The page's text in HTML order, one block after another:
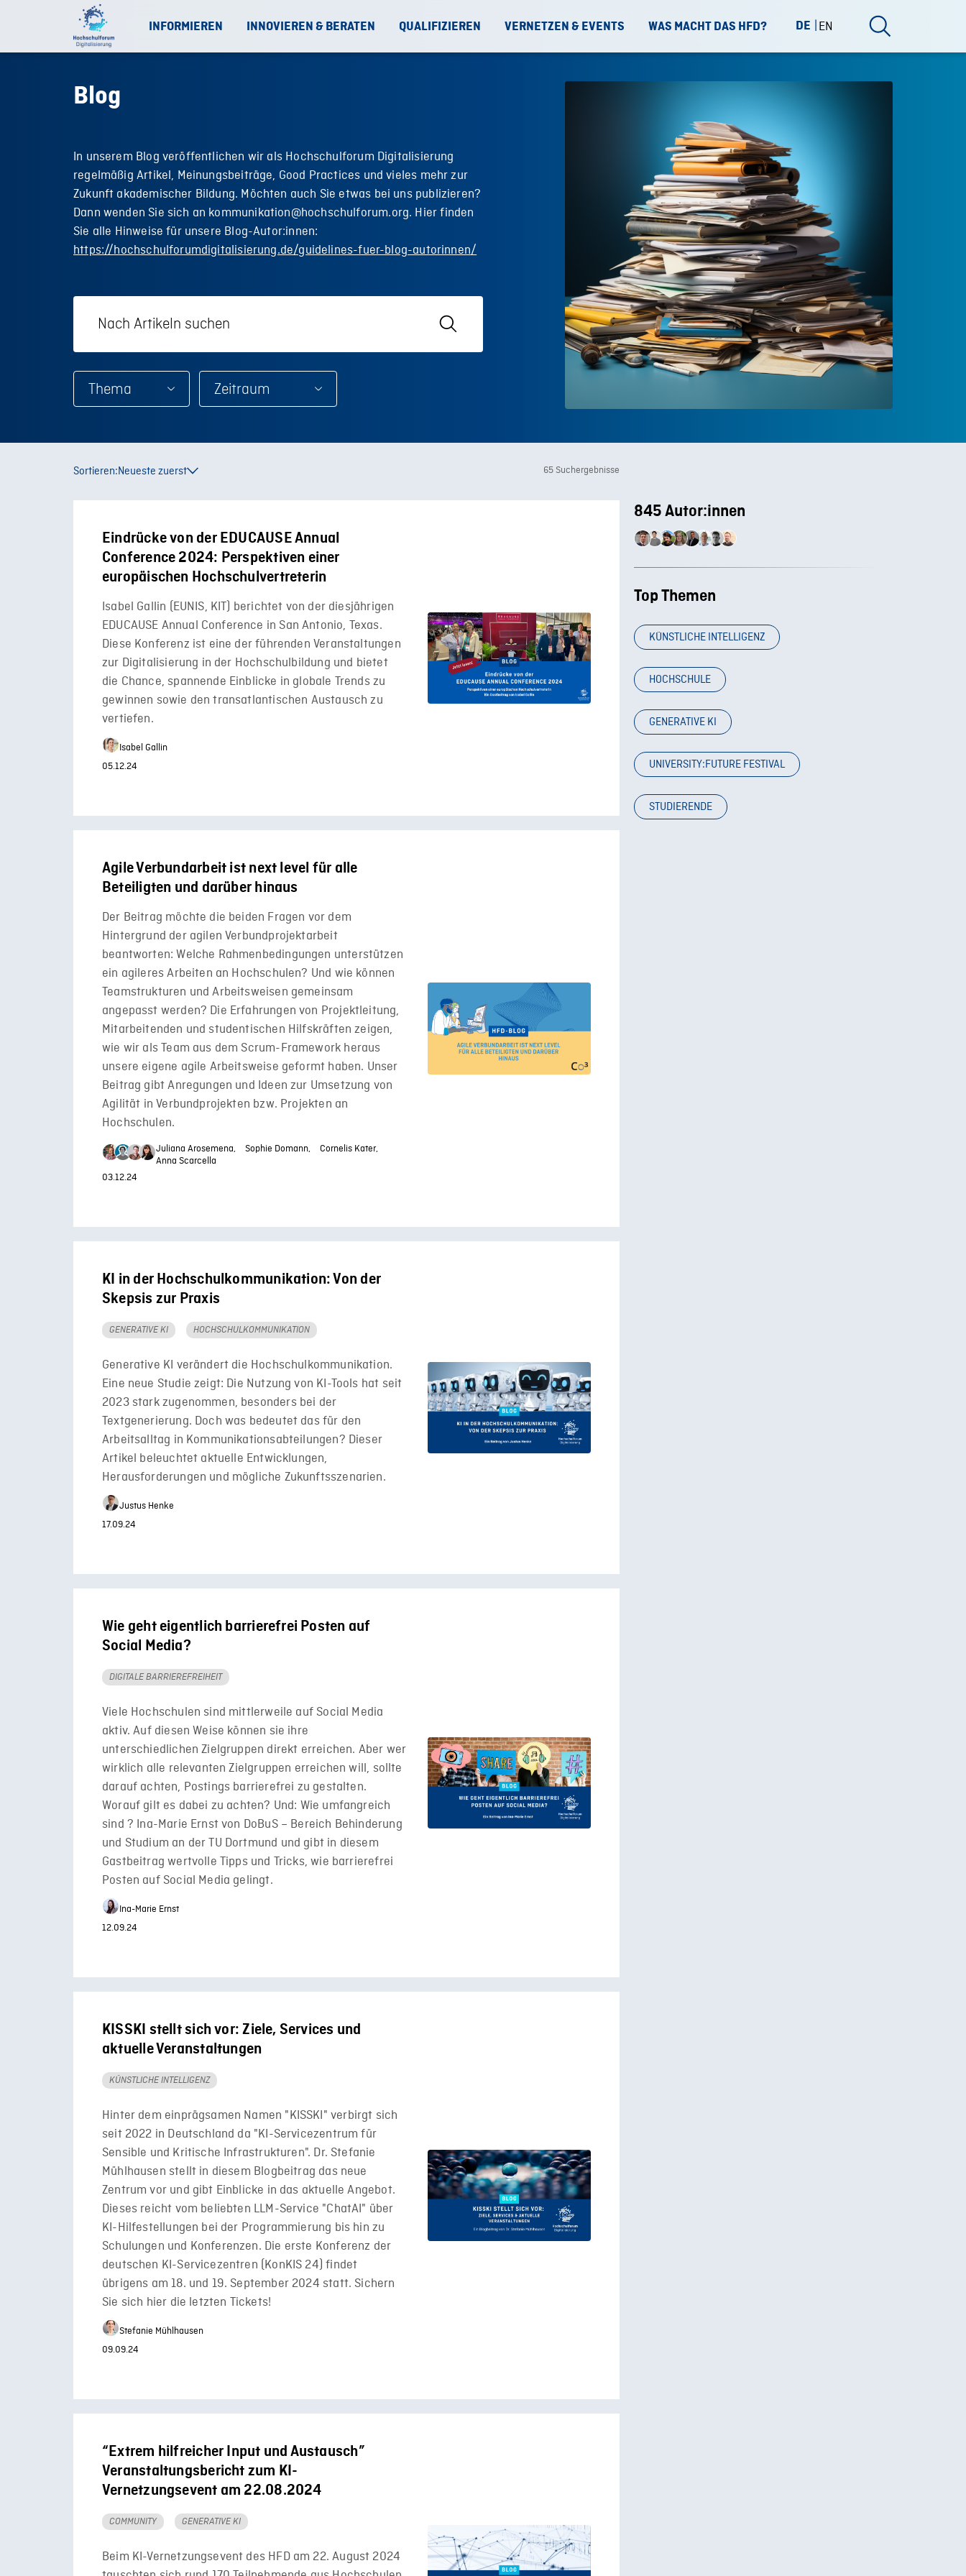
INFORMIEREN INNOVIEREN & BERATEN QUALIFIZIEREN VERNETZEN & EVENTS WAS MACHT DAS HFD? DE EN
Blog
In unserem Blog veröffentlichen wir als Hochschulforum Digitalisierung
regelmäßig Artikel, Meinungsbeiträge, Good Practices und vieles mehr zur
Zukunft akademischer Bildung. Möchten auch Sie etwas bei uns publizieren?
Dann wenden Sie sich an kommunikation@hochschulforum.org. Hier finden
Sie alle Hinweise für unsere Blog-Autor:innen:
https://hochschulforumdigitalisierung.de/guidelines-fuer-blog-autorinnen/
Thema
Sortieren:Neueste zuerst 65 Suchergebnisse
Eindrücke von der EDUCAUSE Annual
Conference 2024: Perspektiven einer
europäischen Hochschulvertreterin
Isabel Gallin (EUNIS, KIT) berichtet von der diesjährigen
EDUCAUSE Annual Conference in San Antonio, Texas.
Diese Konferenz ist eine der führenden Veranstaltungen
zur Digitalisierung in der Hochschulbildung und bietet
die Chance, spannende Einblicke in globale Trends zu
gewinnen sowie den transatlantischen Austausch zu
vertiefen.
Isabel Gallin
05.12.24
Agile Verbundarbeit ist next level für alle
Beteiligten und darüber hinaus
Der Beitrag möchte die beiden Fragen vor dem
Hintergrund der agilen Verbundprojektarbeit
beantworten: Welche Rahmenbedingungen unterstützen
ein agileres Arbeiten an Hochschulen? Und wie können
Teamstrukturen und Arbeitsweisen gemeinsam
angepasst werden? Die Erfahrungen von Projektleitung,
Mitarbeitenden und studentischen Hilfskräften zeigen,
wie wir als Team aus dem Scrum-Framework heraus
unsere eigene agile Arbeitsweise geformt haben. Unser
Beitrag gibt Anregungen und Ideen zur Umsetzung von
Agilität in Verbundprojekten bzw. Projekten an
Hochschulen.
Juliana Arosemena, Sophie Domann,
Cornelis Kater,
Anna Scarcella
03.12.24
KI in der Hochschulkommunikation: Von der
Skepsis zur Praxis
GENERATIVE KI HOCHSCHULKOMMUNIKATION
Generative KI verändert die Hochschulkommunikation.
Eine neue Studie zeigt: Die Nutzung von KI-Tools hat seit
2023 stark zugenommen, besonders bei der
Textgenerierung. Doch was bedeutet das für den
Arbeitsalltag in Kommunikationsabteilungen? Dieser
Artikel beleuchtet aktuelle Entwicklungen,
Herausforderungen und mögliche Zukunftsszenarien.
Justus Henke
17.09.24
Wie geht eigentlich barrierefrei Posten auf
Social Media?
DIGITALE BARRIEREFREIHEIT
Viele Hochschulen sind mittlerweile auf Social Media
aktiv. Auf diesen Weise können sie ihre
unterschiedlichen Zielgruppen direkt erreichen. Aber wer
wirklich alle relevanten Zielgruppen erreichen will, sollte
darauf achten, Postings barrierefrei zu gestalten.
Worauf gilt es dabei zu achten? Und: Wie umfangreich
sind ? Ina-Marie Ernst von DoBuS – Bereich Behinderung
und Studium an der TU Dortmund und gibt in diesem
Gastbeitrag wertvolle Tipps und Tricks, wie barrierefrei
Posten auf Social Media gelingt.
Ina-Marie Ernst
12.09.24
KISSKI stellt sich vor: Ziele, Services und
aktuelle Veranstaltungen
KÜNSTLICHE INTELLIGENZ
Hinter dem einprägsamen Namen "KISSKI" verbirgt sich
seit 2022 in Deutschland da "KI-Servicezentrum für
Sensible und Kritische Infrastrukturen". Dr. Stefanie
Mühlhausen stellt in diesem Blogbeitrag das neue
Zentrum vor und gibt Einblicke in das aktuelle Angebot.
Dieses reicht vom beliebten LLM-Service "ChatAI" über
KI-Hilfestellungen bei der Programmierung bis hin zu
Schulungen und Konferenzen. Die erste Konferenz der
deutschen KI-Servicezentren (KonKIS 24) findet
übrigens am 18. und 19. September 2024 statt. Sichern
Sie sich hier die letzten Tickets!
Stefanie Mühlhausen
09.09.24
“Extrem hilfreicher Input und Austausch”
Veranstaltungsbericht zum KI-
Vernetzungsevent am 22.08.2024
COMMUNITY GENERATIVE KI
Beim KI-Vernetzungsevent des HFD am 22. August 2024
845 Autor:innen
Top Themen
KÜNSTLICHE INTELLIGENZ
HOCHSCHULE
GENERATIVE KI
UNIVERSITY:FUTURE FESTIVAL
STUDIERENDE